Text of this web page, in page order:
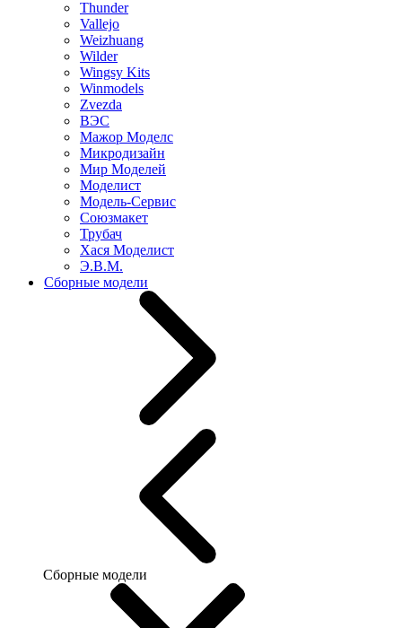
Thunder
Vallejo
Weizhuang
Wilder
Wingsy Kits
Winmodels
Zvezda
ВЭС
Мажор Моделс
Микродизайн
Мир Моделей
Моделист
Модель-Сервис
Союзмакет
Трубач
Хася Моделист
Э.В.М.
Сборные модели
Сборные модели